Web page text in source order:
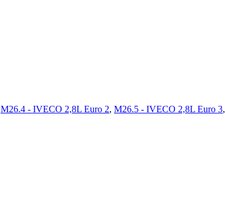
M26.4 - IVECO 2,8L Euro 2, M26.5 - IVECO 2,8L Euro 3,